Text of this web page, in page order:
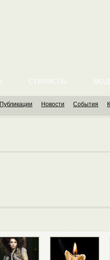
СТИЛИСТЫ
Публикации Новости События